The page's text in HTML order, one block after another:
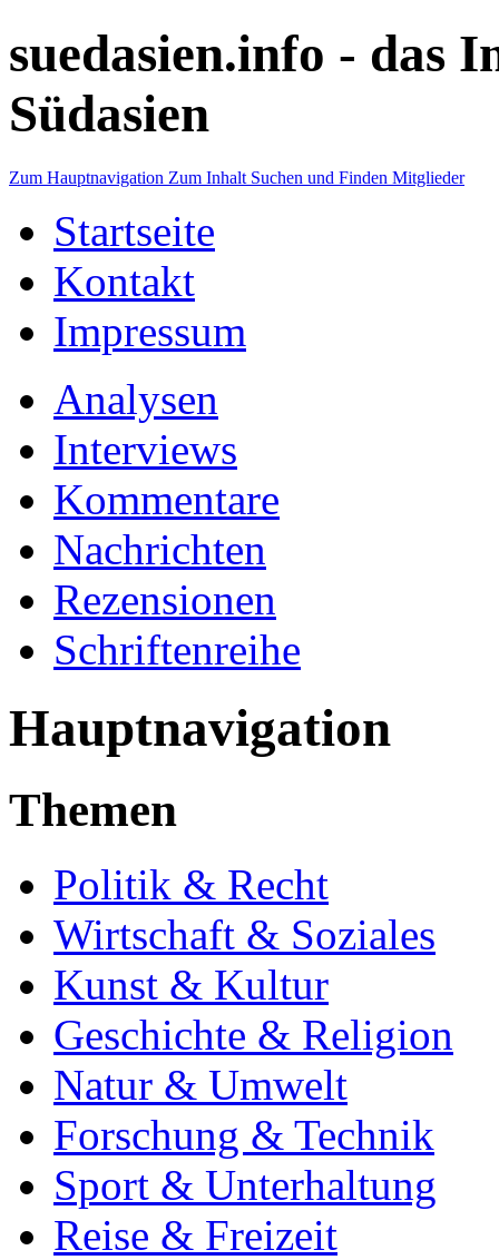
suedasien.info - das
Südasien
Zum Hauptnavigation Zum Inhalt Suchen und Finden Mitglieder
Startseite
Kontakt
Impressum
Analysen
Interviews
Kommentare
Nachrichten
Rezensionen
Schriftenreihe
Hauptnavigation
Themen
Politik & Recht
Wirtschaft & Soziales
Kunst & Kultur
Geschichte & Religion
Natur & Umwelt
Forschung & Technik
Sport & Unterhaltung
Reise & Freizeit